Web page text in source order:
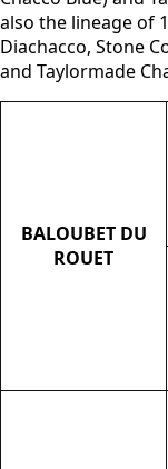
also the lineage of
Diachacco, Stone
and Taylormade
BALOUBET DU
ROUET